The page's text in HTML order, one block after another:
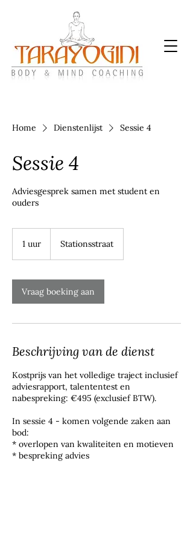
Home Dienstenlijst Sessie 4
Sessie 4
Adviesgesprek samen met student en
ouders
1 uur Stationsstraat
Vraag boeking aan
Beschrijving van de dienst
Kostprijs van het volledige traject inclusief
adviesrapport, talententest en
nabespreking: €495 (exclusief BTW).
In sessie 4 - komen volgende zaken aan
bod:
* overlopen van kwaliteiten en motieven
* bespreking advies